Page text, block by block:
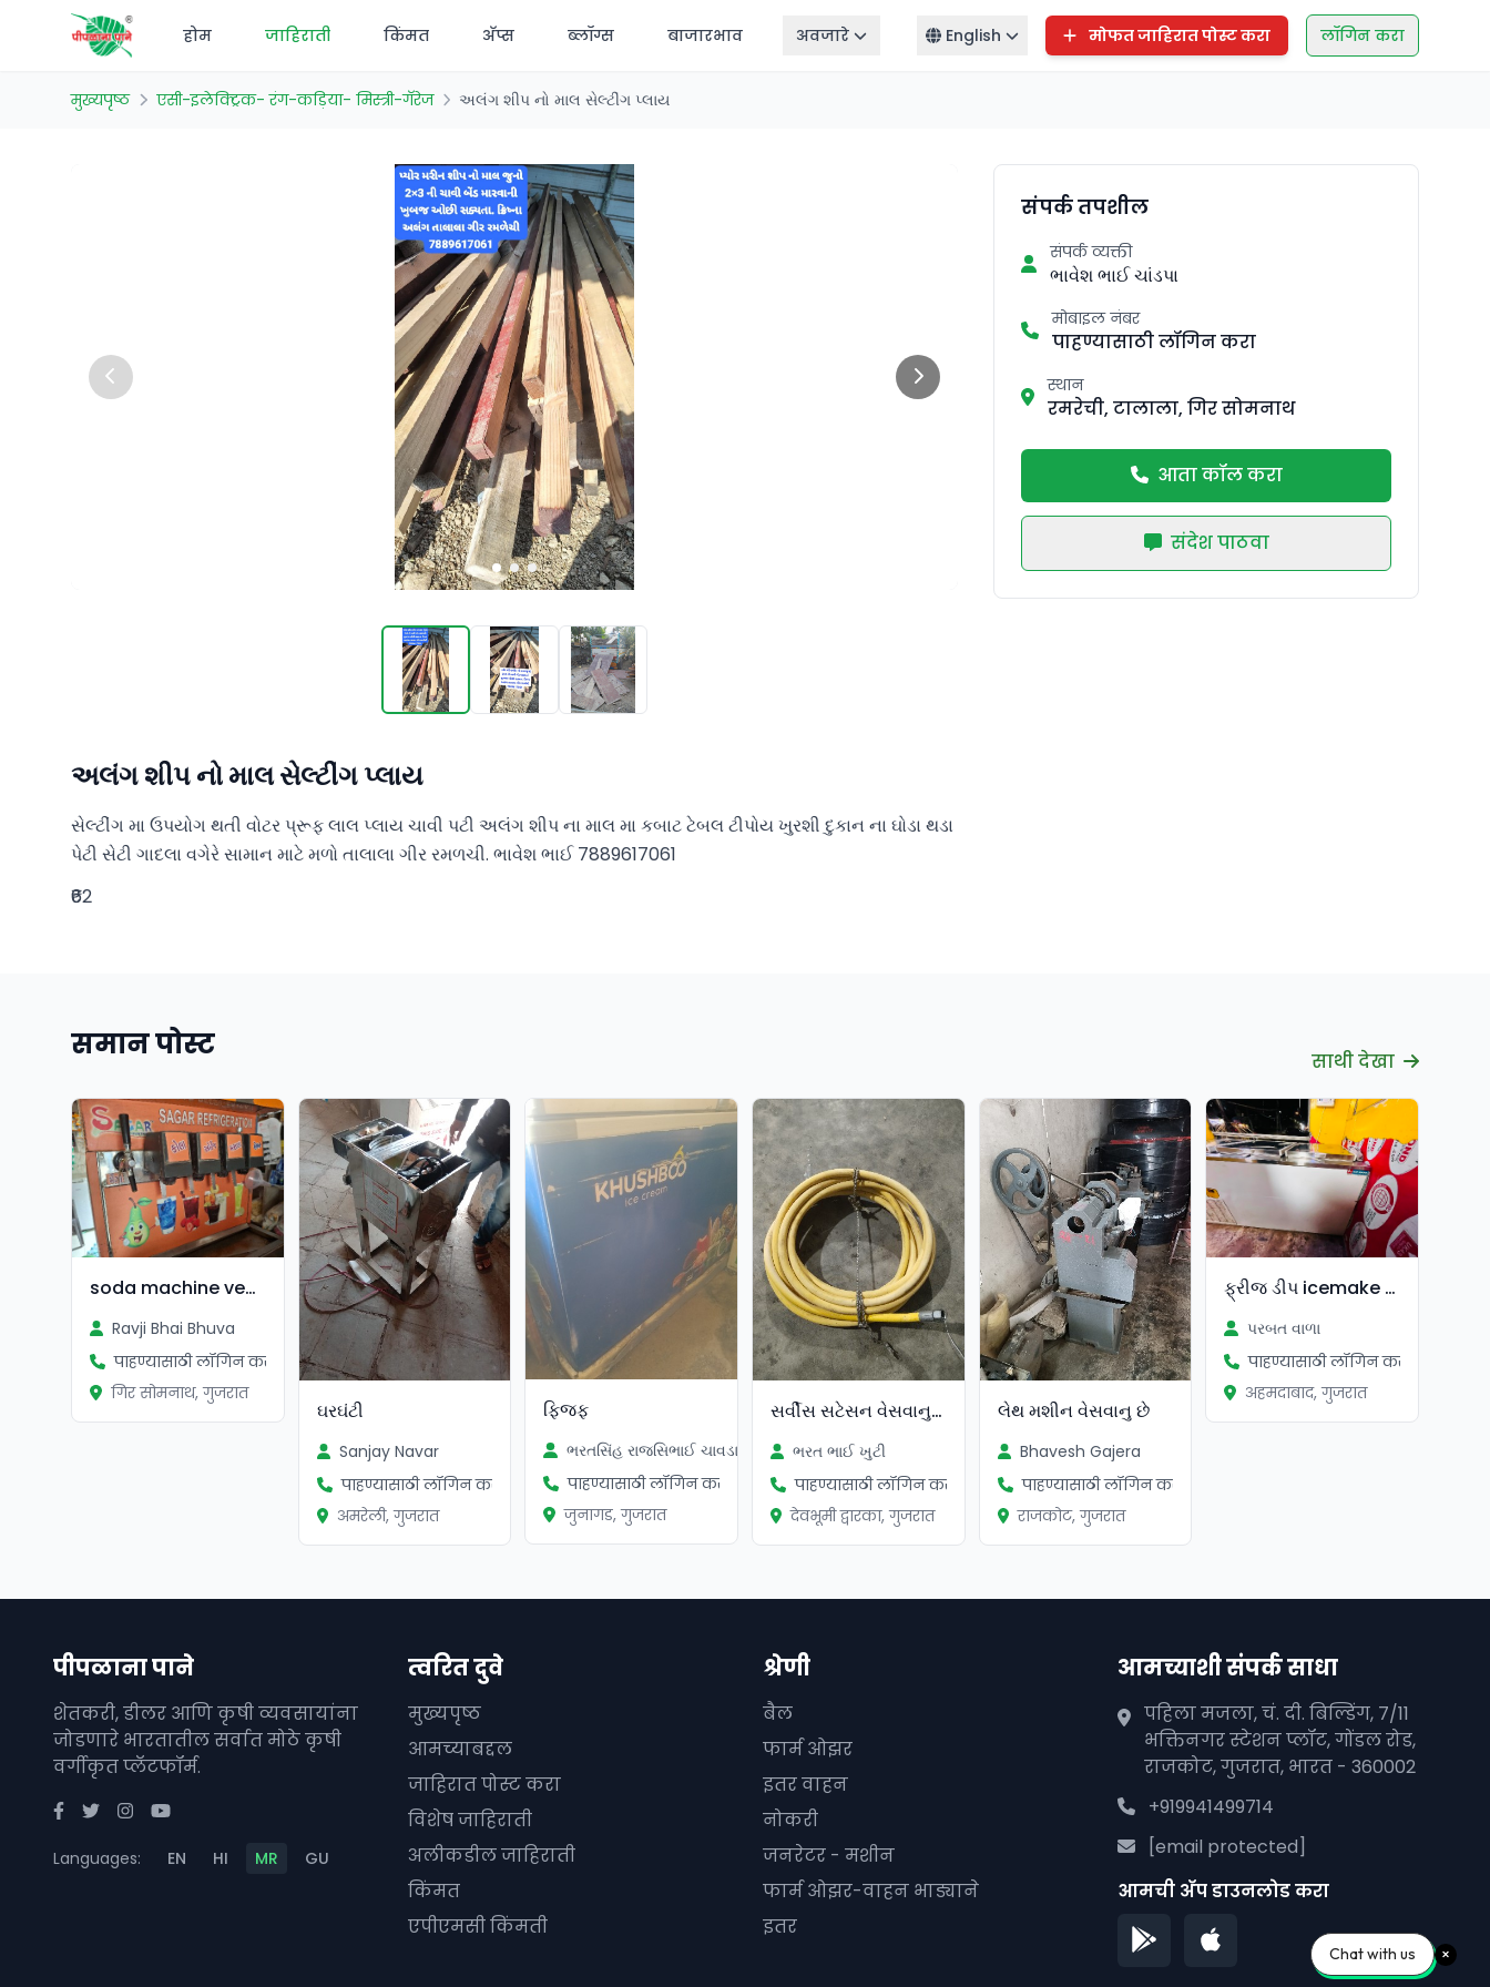
होम जाहिराती किंमत अ‍ॅप्स ब्लॉग्स बाजारभाव अवजारे English मोफत जाहिरात पोस्ट करा लॉगिन करा
मुख्यपृष्ठ एसी-इलेक्ट्रिक- रंग-कड़िया- मिस्त्री-गॅरेज અલંગ શીપ નો માલ સેલ્ટીંગ પ્લાય
અલંગ શીપ નો માલ સેલ્ટીંગ પ્લાય
સેલ્ટીંગ મા ઉપયોગ થતી વોટર પ્રૂફ લાલ પ્લાય ચાવી પટી અલંગ શીપ ના માલ મા કબાટ ટેબલ ટીપોય ખુરશી દુકાન ના ઘોડા થડા
પેટી સેટી ગાદલા વગેરે સામાન માટે મળો તાલાલા ગીર રમળચી. ભાવેશ ભાઈ 7889617061
₹62
संपर्क तपशील
संपर्क व्यक्ती
ભાવેશ ભાઈ ચાંડપા
मोबाइल नंबर
पाहण्यासाठी लॉगिन करा
स्थान
रमरेची, टालाला, गिर सोमनाथ
आता कॉल करा
संदेश पाठवा
समान पोस्ट साथी देखा
soda machine vechvanu chhe
Ravji Bhai Bhuva
पाहण्यासाठी लॉगिन करा
गिर सोमनाथ, गुजरात
ઘરઘંટી
Sanjay Navar
पाहण्यासाठी लॉगिन करा
अमरेली, गुजरात
ફિજફ
ભરતસિંહ રાજસિભાઈ ચાવડા
पाहण्यासाठी लॉगिन करा
जुनागड, गुजरात
સર્વીસ સટેસન વેસવાનુ છે
ભરત ભાઈ ખુટી
पाहण्यासाठी लॉगिन करा
देवभूमी द्वारका, गुजरात
લેથ મશીન વેસવાનુ છે
Bhavesh Gajera
पाहण्यासाठी लॉगिन करा
राजकोट, गुजरात
ફ્રીજ ડીપ icemake કંપની
પરબત વાળા
पाहण्यासाठी लॉगिन करा
अहमदाबाद, गुजरात
पीपळाना पाने
शेतकरी, डीलर आणि कृषी व्यवसायांना
जोडणारे भारतातील सर्वात मोठे कृषी
वर्गीकृत प्लॅटफॉर्म.
Languages: EN HI MR GU
त्वरित दुवे
मुख्यपृष्ठ
आमच्याबद्दल
जाहिरात पोस्ट करा
विशेष जाहिराती
अलीकडील जाहिराती
किंमत
एपीएमसी किंमती
श्रेणी
बैल
फार्म ओझर
इतर वाहन
नोकरी
जनरेटर - मशीन
फार्म ओझर-वाहन भाड्याने
इतर
आमच्याशी संपर्क साधा
पहिला मजला, चं. दी. बिल्डिंग, 7/11
भक्तिनगर स्टेशन प्लॉट, गोंडल रोड,
राजकोट, गुजरात, भारत - 360002
+919941499714
[email protected]
आमची अ‍ॅप डाउनलोड करा
Chat with us